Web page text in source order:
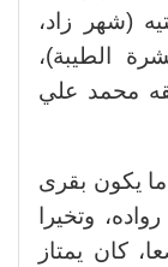
(شهر زاد،
الطيبة)،
محمد علي
يكون بقرى
وتخيرا
كان يمتاز